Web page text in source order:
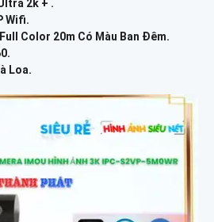
2k + .
Wifi.
Full Color 20m Có Màu Ban Ðêm.
Loa.